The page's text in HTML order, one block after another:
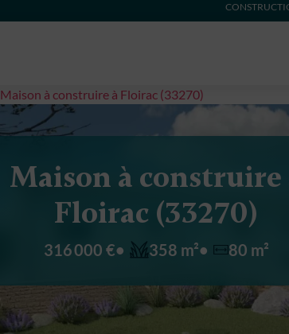
Maison à construire à Floirac (33270)
Maison à construire
Floirac (33270)
316 000 € 358 m² 80 m²